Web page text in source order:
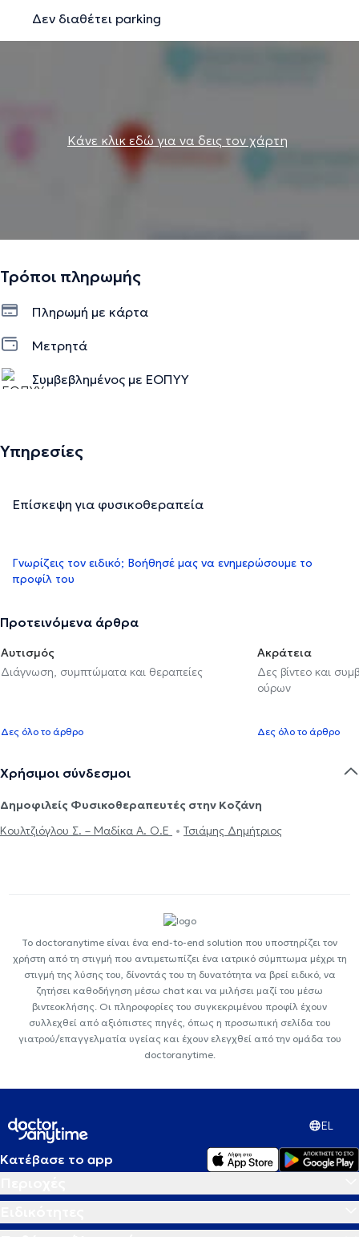
Δεν διαθέτει parking
Κάνε κλικ εδώ για να δεις τον χάρτη
Τρόποι πληρωμής
Πληρωμή με κάρτα
Μετρητά
Συμβεβλημένος με ΕΟΠΥΥ
Υπηρεσίες
Επίσκεψη για φυσικοθεραπεία
Γνωρίζεις τον ειδικό; Βοήθησέ μας να ενημερώσουμε το
προφίλ του
Προτεινόμενα άρθρα
Αυτισμός
Διάγνωση, συμπτώματα και θεραπείες
Δες όλο το άρθρο
Ακράτεια
Δες βίντεο και
ούρων
Δες όλο το άρθρο
Χρήσιμοι σύνδεσμοι
Δημοφιλείς Φυσικοθεραπευτές στην Κοζάνη
Κουλτζιόγλου Σ. – Μαδίκα Α. Ο.Ε
Τσιάμης Δημήτριος
Το doctoranytime είναι ένα end-to-end solution που υποστηρίζει τον
χρήστη από τη στιγμή που αντιμετωπίζει ένα ιατρικό σύμπτωμα μέχρι τη
στιγμή της λύσης του, δίνοντάς του τη δυνατότητα να βρεί ειδικό, να
ζητήσει καθοδήγηση μέσω chat και να μιλήσει μαζί του μέσω
βιντεοκλήσης. Οι πληροφορίες του συγκεκριμένου προφίλ έχουν
συλλεχθεί από αξιόπιστες πηγές, όπως η προσωπική σελίδα του
γιατρού/επαγγελματία υγείας και έχουν ελεγχθεί από την ομάδα του
doctoranytime.
EL
Κατέβασε το app